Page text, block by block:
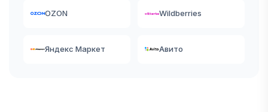
OZON Wildberries
Яндекс Маркет Авито